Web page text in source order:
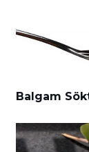
Balgam